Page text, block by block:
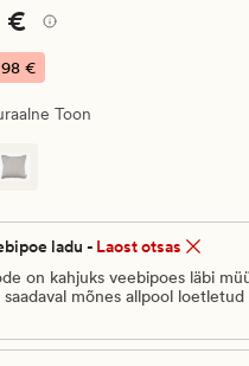
49,95 €
€
€
Toon
ladu - Laost otsas
on kahjuks veebipoes läbi
saadaval mõnes allpool loetletud